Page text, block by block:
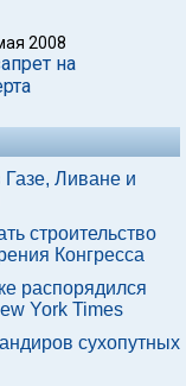
2008
на
Ливане и
строительство
Конгресса
распорядился
York Times
сухопутных